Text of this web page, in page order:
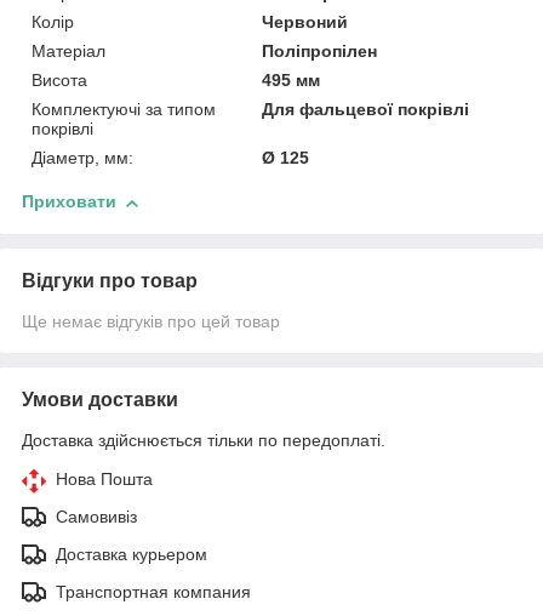
Колір
Червоний
Матеріал
Поліпропілен
Висота
495 мм
Комплектуючі за типом
покрівлі
Для фальцевої покрівлі
Діаметр, мм: Ø 125
Приховати
Відгуки про товар
Ще немає відгуків про цей товар
Умови доставки
Доставка здійснюється тільки по передоплаті.
Нова Пошта
Самовивіз
Доставка курьером
Транспортная компания